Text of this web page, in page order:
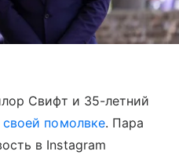
Свифт и 35-летний
помолвке. Пара
в Instagram